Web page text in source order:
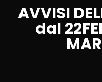
AVVISI
dal